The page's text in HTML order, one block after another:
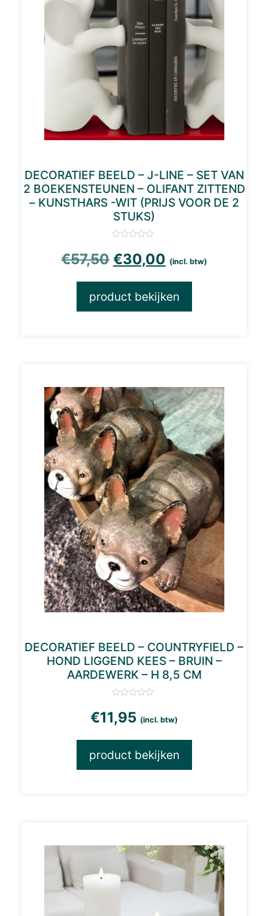
DECORATIEF BEELD – J-LINE – SET VAN
2 BOEKENSTEUNEN – OLIFANT ZITTEND
– KUNSTHARS -WIT (PRIJS VOOR DE 2
STUKS)
€57,50 Oorspronkelijke prijs
€30,00 Huidige prijs
(incl. btw)
product bekijken
DECORATIEF BEELD – COUNTRYFIELD –
HOND LIGGEND KEES – BRUIN –
AARDEWERK – H 8,5 CM
€11,95 (incl. btw)
product bekijken